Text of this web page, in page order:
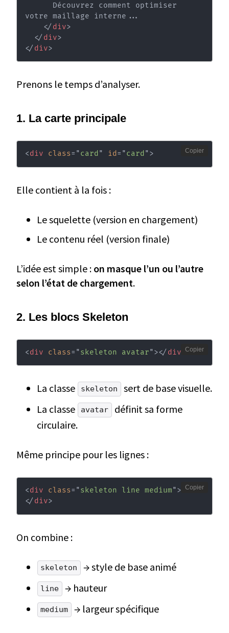
votre maillage interne...
</ div>
</ div>
</ div>
Prenons le temps d’analyser.
1. La carte principale
<div class= "card " id = "card "> Copier
Elle contient à la fois :
Le squelette (version en chargement)
Le contenu réel (version finale)
L’idée est simple : on masque l’un ou l’autre
selon l’état de chargement.
2. Les blocs Skeleton
<div class= "skeleton avatar"></ div >Copier
La classe skeleton
sert de base visuelle.
La classe
avatar
définit sa forme
circulaire.
Même principe pour les lignes :
<div class= "skeleton line medium">
</ div>
Copier
On combine :
skeleton → style de base animé
line → hauteur
medium → largeur spécifique